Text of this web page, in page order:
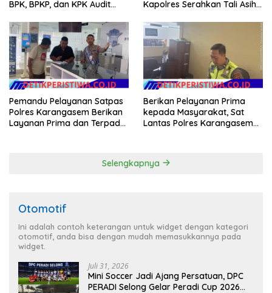
BPK, BPKP, dan KPK Audit
Kementan Pascabanjir di
Aceh
Kapolres Serahkan Tali Asih
Pemandu Pelayanan Satpas
Polres Karangasem Berikan
Layanan Prima dan Terpadu
Berikan Pelayanan Prima
kepada Masyarakat, Sat
Lantas Polres Karangasem
Selengkapnya
Otomotif
Ini adalah contoh keterangan untuk widget dengan kategori
otomotif, anda bisa dengan mudah memasukkannya pada
widget.
Juli 31, 2026
Mini Soccer Jadi Ajang Persatuan, DPC
PERADI Selong Gelar Peradi Cup 2026